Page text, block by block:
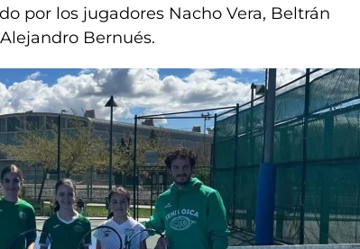
por los jugadores Nacho Vera, Beltrán
Bernués.